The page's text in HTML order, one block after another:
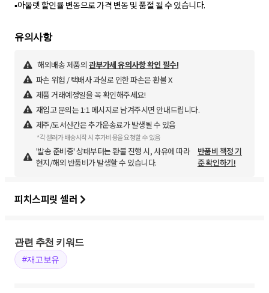
유의사항
해외배송 제품의 관부가세 유의사항 확인 필수!
파손 위험 / 택배사 과실로 인한 파손은 환불 X
제품 거래예정일을 꼭 확인해주세요!
재입고 문의는 1:1 메시지로 남겨주시면 안내드립니다.
제주/도서산간은 추가운송료가 발생될 수 있음
*각 셀러가 배송시작 시 추가비용을 요청할 수 있음
'발송 준비중' 상태부터는 환불 진행 시, 사유에 따라
현지/해외 반품비가 발생할 수 있습니다.
반품비 책정 기
준 확인하기!
피치스피릿 셀러
관련 추천 키워드
#재고보유